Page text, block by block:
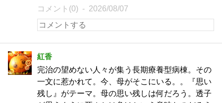
コメント(0) 2026/08/07
紅香
完治の望めない人々が集う長期療養型病棟。その
一文に惹かれて。今、母がそこにいる。。『思い
残し』がテーマ。母の思い残しは何だろう。透子